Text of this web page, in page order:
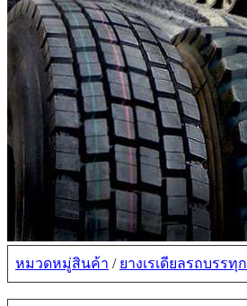
หมวดหมู่สินค้า / ยางเรเดียลรถบรรทุก